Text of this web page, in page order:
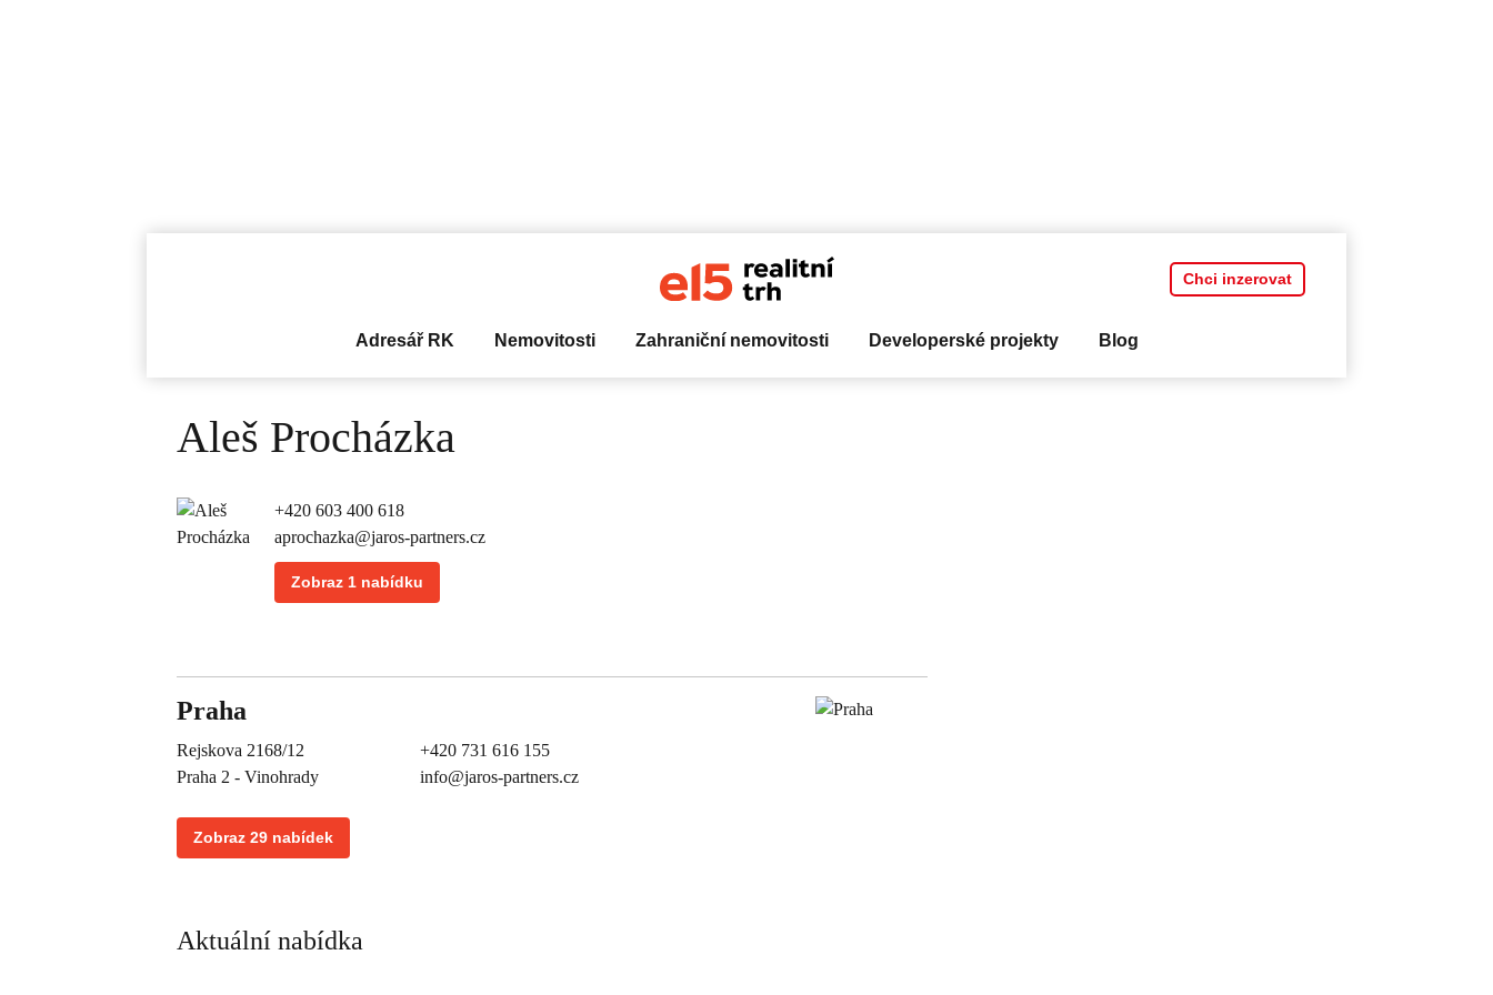
Chci inzerovat
Adresář RK Nemovitosti Zahraniční nemovitosti Developerské projekty Blog
Aleš Procházka
+420 603 400 618
aprochazka@jaros-partners.cz
Zobraz 1 nabídku
Praha
Rejskova 2168/12
Praha 2 - Vinohrady
Zobraz 29 nabídek
+420 731 616 155
info@jaros-partners.cz
Aktuální nabídka